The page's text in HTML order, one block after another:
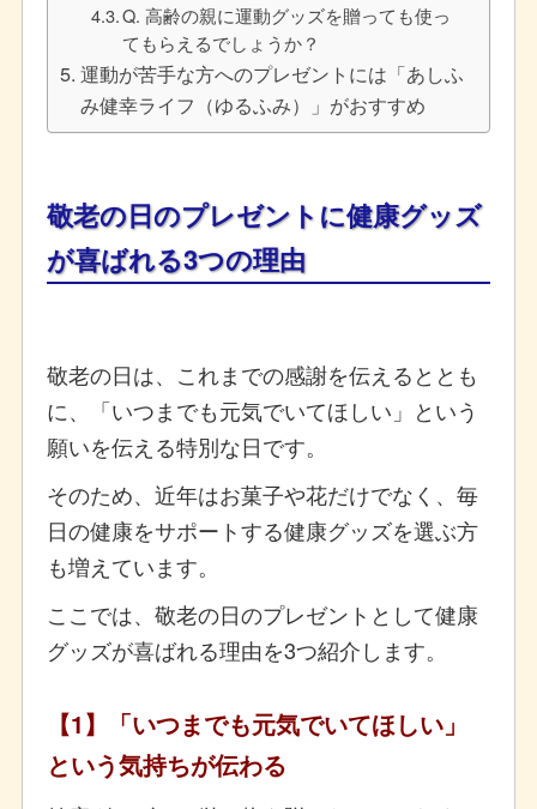
Q. 高齢の親に運動グッズを贈っても使っ
てもらえるでしょうか？
運動が苦手な方へのプレゼントには「あしふ
み健幸ライフ（ゆるふみ）」がおすすめ
敬老の日のプレゼントに健康グッズ
が喜ばれる3つの理由
敬老の日は、これまでの感謝を伝えるととも
に、「いつまでも元気でいてほしい」という
願いを伝える特別な日です。
そのため、近年はお菓子や花だけでなく、毎
日の健康をサポートする健康グッズを選ぶ方
も増えています。
ここでは、敬老の日のプレゼントとして健康
グッズが喜ばれる理由を3つ紹介します。
【1】「いつまでも元気でいてほしい」
という気持ちが伝わる